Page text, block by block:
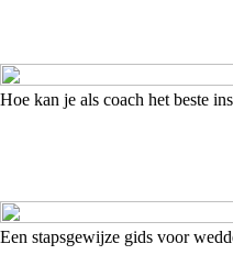
Hoe kan je als coach het beste
Een stapsgewijze gids voor